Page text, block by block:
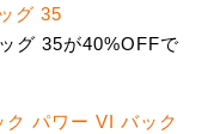
グ 35
グ 35が40%OFFで
パワー VI バック